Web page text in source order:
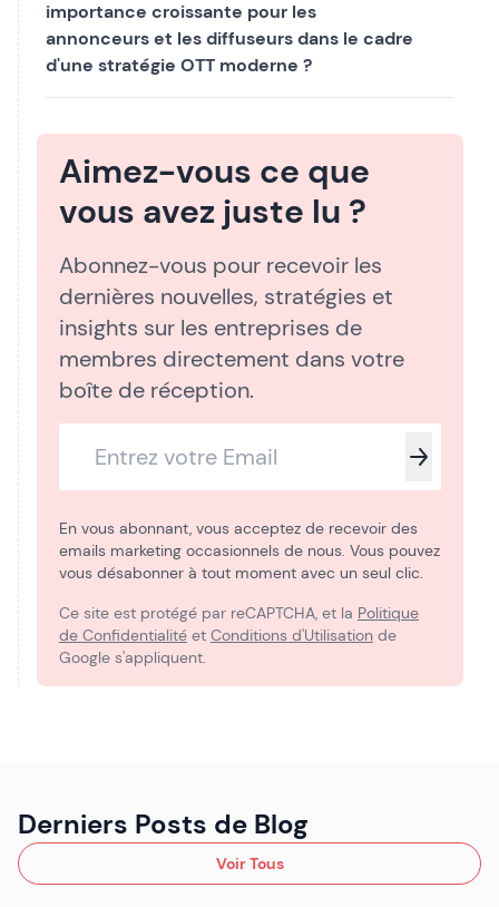
importance croissante pour les
annonceurs et les diffuseurs dans le cadre
d'une stratégie OTT moderne ?
Aimez-vous ce que
vous avez juste lu ?
Abonnez-vous pour recevoir les
dernières nouvelles, stratégies et
insights sur les entreprises de
membres directement dans votre
boîte de réception.
En vous abonnant, vous acceptez de recevoir des
emails marketing occasionnels de nous. Vous pouvez
vous désabonner à tout moment avec un seul clic.
Ce site est protégé par reCAPTCHA, et la Politique
de Confidentialité et Conditions d'Utilisation de
Google s'appliquent.
Derniers Posts de Blog
Voir Tous